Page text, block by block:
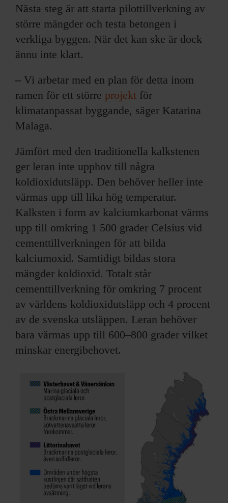
Nästa steg är att starta pilottillverkning av
större mängder och testa betongen i
verkliga byggen. När det kan ske är dock
ännu inte klart.
– Vi arbetar med en plan för detta inom
ramen för ett större projekt för
klimatanpassat byggande, säger Katarina
Malaga.
Jämfört med den traditionella kalkstenen
ger leran inte upphov till några
koldioxidutsläpp. Den behöver heller inte
värmas upp till lika hög temperatur.
Kalksten i form av kalciumkarbonat värms
upp till omkring 1 500 grader Celsius vid
cementtillverkningen för att bilda
kalciumoxid. Samtidigt bildas stora
mängder koldioxid. Totalt står
cementtillverkning för omkring 7 procent
av världens koldioxidutsläpp och 4 procent
av de svenska utsläppen. Leran behöver
bara värmas upp till 600–800 grader vilket
minskar energibehovet.